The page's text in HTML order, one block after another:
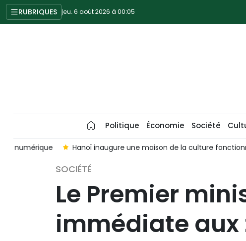
RUBRIQUES jeu. 6 août 2026 à 00:05
Politique Économie Société
Hanoï inaugure une maison de la culture fonctionnant selon
SOCIÉTÉ
Le Premier
immédiate aux